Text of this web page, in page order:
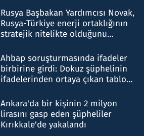
Rusya Başbakan Yardımcısı Novak,
Rusya-Türkiye enerji ortaklığının
stratejik nitelikte olduğunu
Ahbap soruşturmasında ifadeler
birbirine girdi: Dokuz şüphelinin
ifadelerinden ortaya çıkan tablo
Ankara'da bir kişinin 2 milyon
lirasını gasp eden şüpheliler
Kırıkkale'de yakalandı